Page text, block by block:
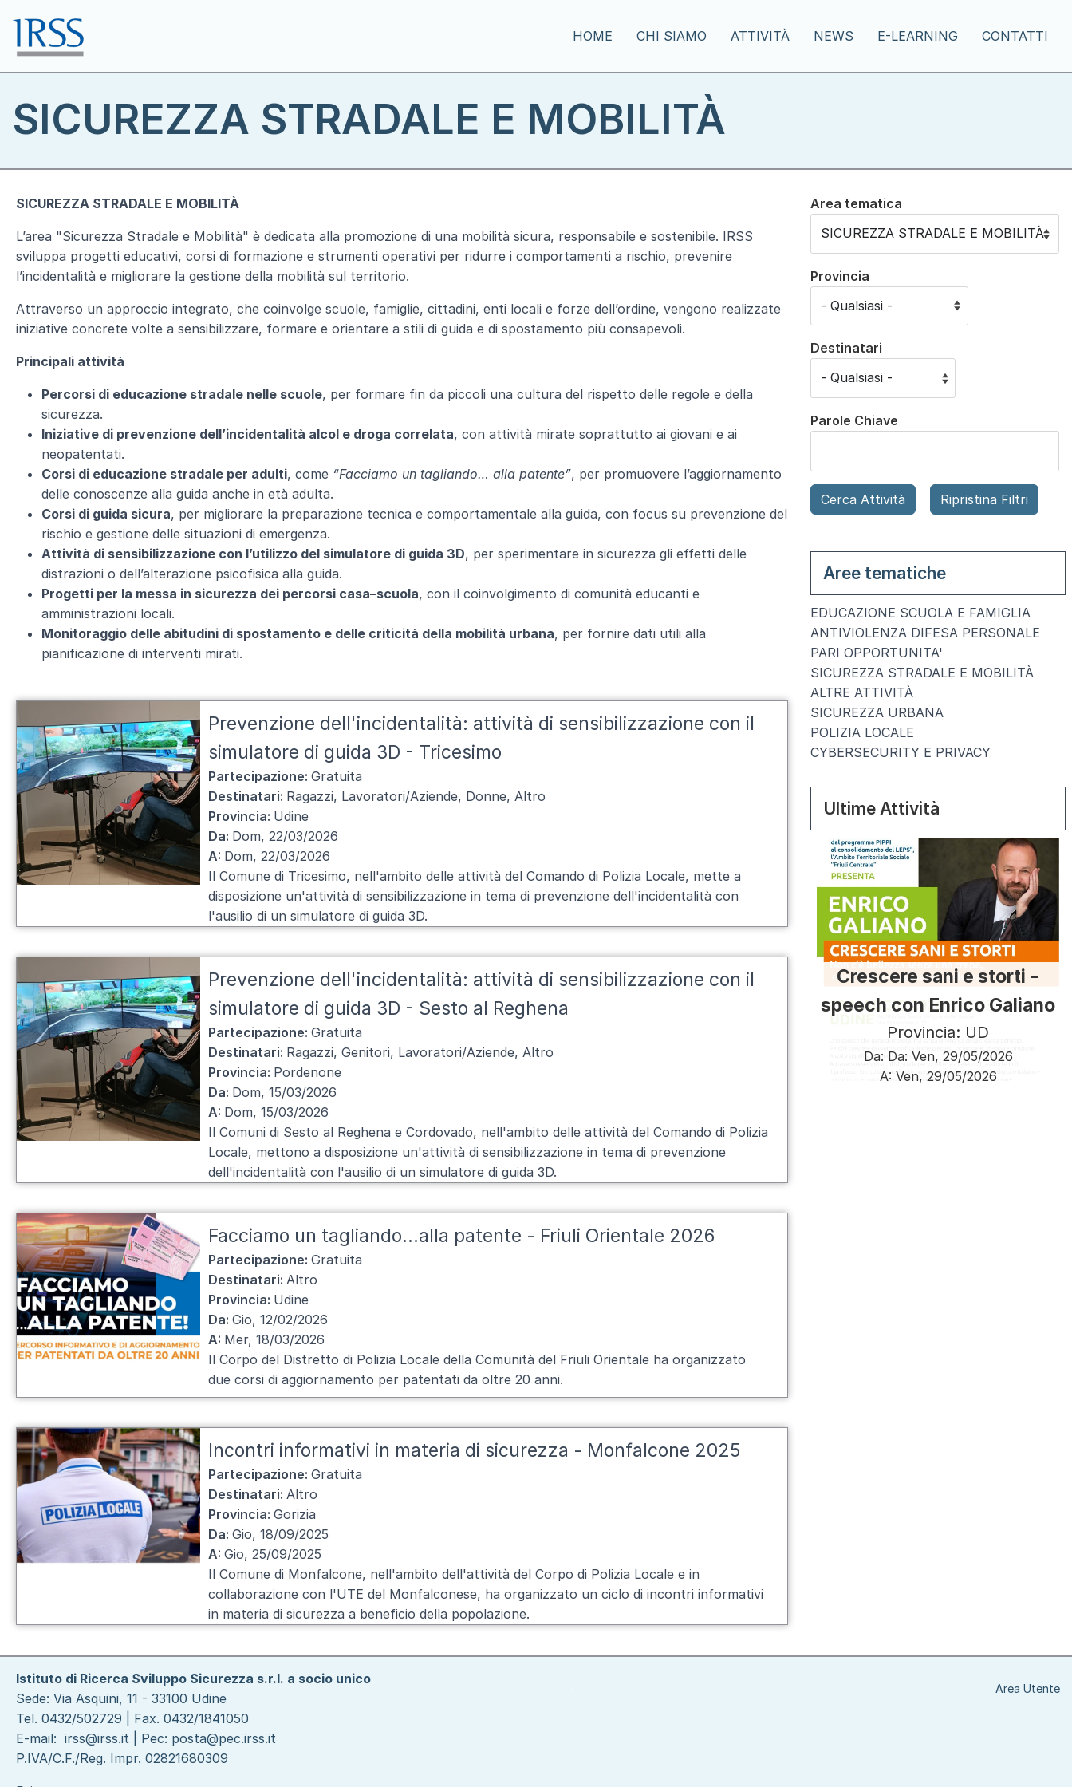
HOME CHI SIAMO ATTIVITÀ NEWS E-LEARNING CONTATTI
SICUREZZA STRADALE E MOBILITÀ
SICUREZZA STRADALE E MOBILITÀ
L’area "Sicurezza Stradale e Mobilità" è dedicata alla promozione di una mobilità sicura, responsabile e sostenibile. IRSS
sviluppa progetti educativi, corsi di formazione e strumenti operativi per ridurre i comportamenti a rischio, prevenire
l’incidentalità e migliorare la gestione della mobilità sul territorio.
Attraverso un approccio integrato, che coinvolge scuole, famiglie, cittadini, enti locali e forze dell’ordine, vengono realizzate
iniziative concrete volte a sensibilizzare, formare e orientare a stili di guida e di spostamento più consapevoli.
Principali attività
Percorsi di educazione stradale nelle scuole, per formare fin da piccoli una cultura del rispetto delle regole e della
sicurezza.
Iniziative di prevenzione dell’incidentalità alcol e droga correlata, con attività mirate soprattutto ai giovani e ai
neopatentati.
Corsi di educazione stradale per adulti, come “Facciamo un tagliando… alla patente”, per promuovere l’aggiornamento
delle conoscenze alla guida anche in età adulta.
Corsi di guida sicura, per migliorare la preparazione tecnica e comportamentale alla guida, con focus su prevenzione del
rischio e gestione delle situazioni di emergenza.
Attività di sensibilizzazione con l’utilizzo del simulatore di guida 3D, per sperimentare in sicurezza gli effetti delle
distrazioni o dell’alterazione psicofisica alla guida.
Progetti per la messa in sicurezza dei percorsi casa–scuola, con il coinvolgimento di comunità educanti e
amministrazioni locali.
Monitoraggio delle abitudini di spostamento e delle criticità della mobilità urbana, per fornire dati utili alla
pianificazione di interventi mirati.
Prevenzione dell'incidentalità: attività di sensibilizzazione con il
simulatore di guida 3D - Tricesimo
Partecipazione: Gratuita
Destinatari: Ragazzi, Lavoratori/Aziende, Donne, Altro
Provincia: Udine
Da: Dom, 22/03/2026
A: Dom, 22/03/2026
Il Comune di Tricesimo, nell'ambito delle attività del Comando di Polizia Locale, mette a
disposizione un'attività di sensibilizzazione in tema di prevenzione dell'incidentalità con
l'ausilio di un simulatore di guida 3D.
Prevenzione dell'incidentalità: attività di sensibilizzazione con il
simulatore di guida 3D - Sesto al Reghena
Partecipazione: Gratuita
Destinatari: Ragazzi, Genitori, Lavoratori/Aziende, Altro
Provincia: Pordenone
Da: Dom, 15/03/2026
A: Dom, 15/03/2026
Il Comuni di Sesto al Reghena e Cordovado, nell'ambito delle attività del Comando di Polizia
Locale, mettono a disposizione un'attività di sensibilizzazione in tema di prevenzione
dell'incidentalità con l'ausilio di un simulatore di guida 3D.
Facciamo un tagliando...alla patente - Friuli Orientale 2026
Partecipazione: Gratuita
Destinatari: Altro
Provincia: Udine
Da: Gio, 12/02/2026
A: Mer, 18/03/2026
Il Corpo del Distretto di Polizia Locale della Comunità del Friuli Orientale ha organizzato
due corsi di aggiornamento per patentati da oltre 20 anni.
Incontri informativi in materia di sicurezza - Monfalcone 2025
Partecipazione: Gratuita
Destinatari: Altro
Provincia: Gorizia
Da: Gio, 18/09/2025
A: Gio, 25/09/2025
Il Comune di Monfalcone, nell'ambito dell'attività del Corpo di Polizia Locale e in
collaborazione con l'UTE del Monfalconese, ha organizzato un ciclo di incontri informativi
in materia di sicurezza a beneficio della popolazione.
Area tematica
Provincia
Destinatari
Parole Chiave
Aree tematiche
EDUCAZIONE SCUOLA E FAMIGLIA
ANTIVIOLENZA DIFESA PERSONALE
PARI OPPORTUNITA'
SICUREZZA STRADALE E MOBILITÀ
ALTRE ATTIVITÀ
SICUREZZA URBANA
POLIZIA LOCALE
CYBERSECURITY E PRIVACY
Ultime Attività
Crescere sani e storti -
speech con Enrico Galiano
Provincia: UD
Da: Da: Ven, 29/05/2026
A: Ven, 29/05/2026
Area Utente
Istituto di Ricerca Sviluppo Sicurezza s.r.l. a socio unico
Sede: Via Asquini, 11 - 33100 Udine
Tel. 0432/502729 | Fax. 0432/1841050
E-mail: irss@irss.it | Pec: posta@pec.irss.it
P.IVA/C.F./Reg. Impr. 02821680309